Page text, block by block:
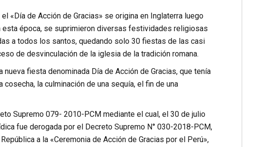
«Día de Acción de Gracias» se origina en Inglaterra luego
esta época, se suprimieron diversas festividades religiosas
a todos los santos, quedando solo 30 fiestas de las casi
de desvinculación de la iglesia de la tradición romana.
fiesta denominada Día de Acción de Gracias, que tenía
la culminación de una sequía, el fin de una
Supremo 079- 2010-PCM mediante el cual, el 30 de julio
fue derogada por el Decreto Supremo N° 030-2018-PCM,
a la «Ceremonia de Acción de Gracias por el Perú»,